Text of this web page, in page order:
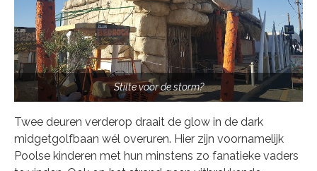
Stilte voor de storm?
Twee deuren verderop draait de glow in de dark
midgetgolfbaan wél overuren. Hier zijn voornamelijk
Poolse kinderen met hun minstens zo fanatieke vaders